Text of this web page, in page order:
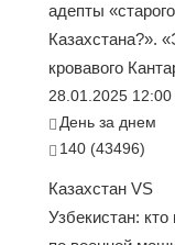
адепты
Казахстана?».
кровавого
28.01.2025 12:00
День за днем
140 (43496)
Казахстан VS
Узбекистан: кто